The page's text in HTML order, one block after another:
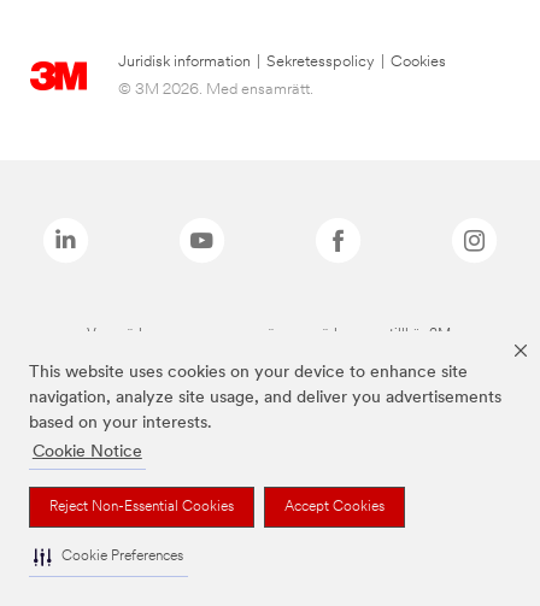
This website uses cookies on your device to enhance site
navigation, analyze site usage, and deliver you advertisements
based on your interests.
Cookie Notice
Reject Non-Essential Cookies Accept Cookies
Cookie Preferences
Juridisk information Sekretesspolicy
Cookies
© 3M 2026. Med ensamrätt.
Varumärken som anges ovan är varumärken som tillhör 3M.